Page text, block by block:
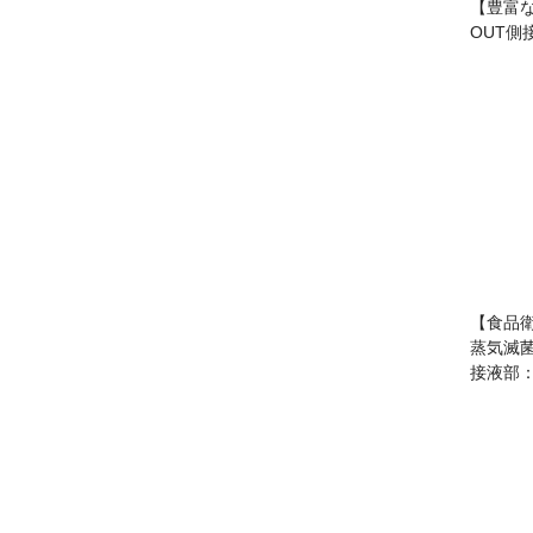
【豊富
OUT側
【食品
蒸気滅
接液部